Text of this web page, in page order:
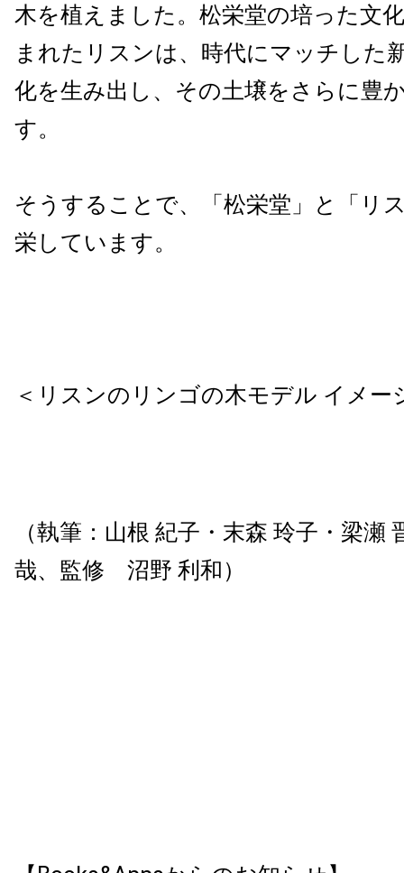
木を植えました。松栄堂の培った文
まれたリスンは、時代にマッチした
化を生み出し、その土壌をさらに豊
す。
そうすることで、「松栄堂」と「リ
栄しています。
＜リスンのリンゴの木モデル イメー
（執筆：山根 紀子・末森 玲子・梁瀬
哉、監修 沼野 利和）